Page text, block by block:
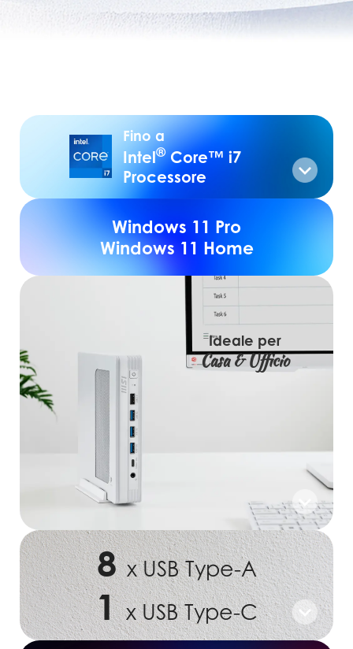
Fino a
Intel®Core™ i7
Processore
Windows 11 Pro
Windows 11 Home
Ideale per
Casa & Ufficio
8x USB Type-A
1x USB Type-C